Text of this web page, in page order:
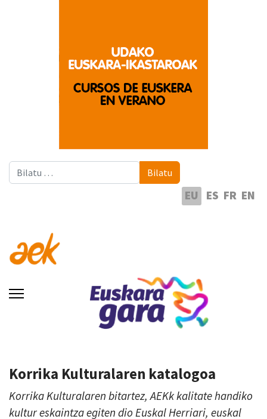
Bilatu Bilatu
EU ES FR EN
Korrika Kulturalaren katalogoa
Korrika Kulturalaren bitartez, AEKk kalitate handiko
kultur eskaintza egiten dio Euskal Herriari, euskal